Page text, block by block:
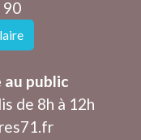
90
public
de 8h à 12h